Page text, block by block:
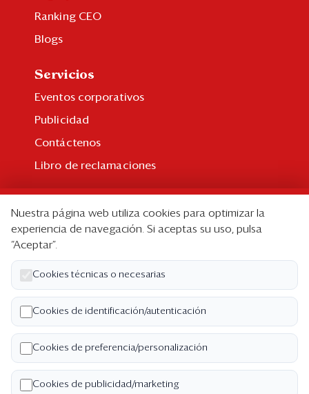
Ranking CEO
Blogs
Servicios
Eventos corporativos
Publicidad
Contáctenos
Libro de reclamaciones
Suscripción individual
Paquetes corporativos
Edición Impresa
Nosotros
Quiénes somos
Código de ética
Términos y Condiciones
Nuestra página web utiliza cookies para optimizar la
experiencia de navegación. Si aceptas su uso, pulsa
“Aceptar”.
Cookies técnicas o necesarias
Cookies de identificación/autenticación
Cookies de preferencia/personalización
Cookies de publicidad/marketing